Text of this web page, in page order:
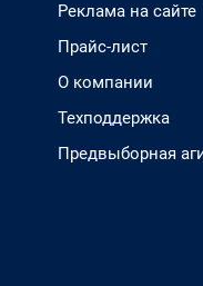
Реклама на сайте
Прайс-лист
О компании
Техподдержка
Предвыборная